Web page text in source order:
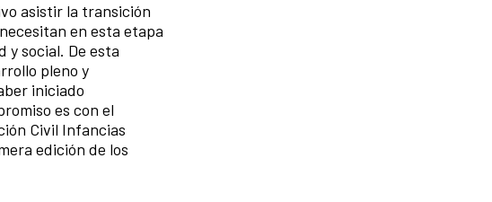
asistir la transición
en esta etapa
y social. De esta
pleno y
iniciado
es con el
Civil Infancias
edición de los